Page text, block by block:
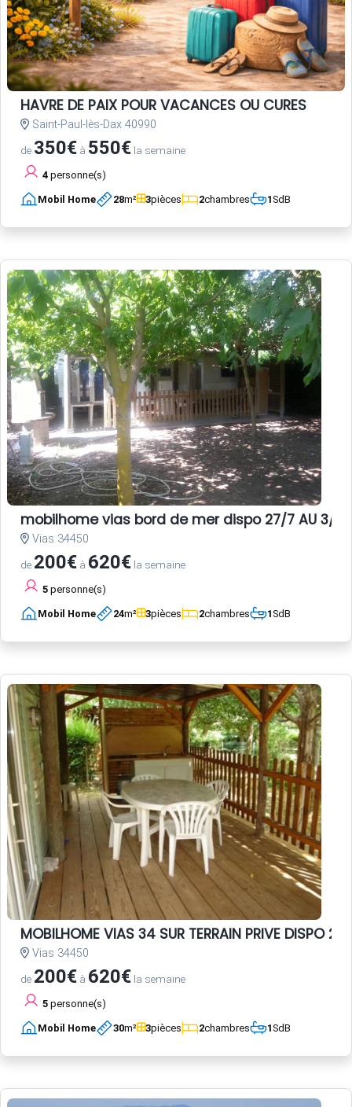
HAVRE DE PAIX POUR VACANCES OU CURES
Saint-Paul-lès-Dax 40990
de 350€ à 550€ la semaine
4 personne(s)
Mobil Home 28m² 3pièces 2chambres 1SdB
mobilhome vias bord de mer dispo 27/7 AU 3/8
Vias 34450
de 200€ à 620€ la semaine
5 personne(s)
Mobil Home 24m² 3pièces 2chambres 1SdB
MOBILHOME VIAS 34 SUR TERRAIN PRIVE DISPO 20
Vias 34450
de 200€ à 620€ la semaine
5 personne(s)
Mobil Home 30m² 3pièces 2chambres 1SdB